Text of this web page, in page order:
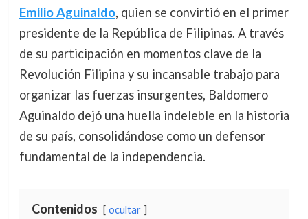
Emilio Aguinaldo, quien se convirtió en el primer
presidente de la República de Filipinas. A través
de su participación en momentos clave de la
Revolución Filipina y su incansable trabajo para
organizar las fuerzas insurgentes, Baldomero
Aguinaldo dejó una huella indeleble en la historia
de su país, consolidándose como un defensor
fundamental de la independencia.
Contenidos ocultar